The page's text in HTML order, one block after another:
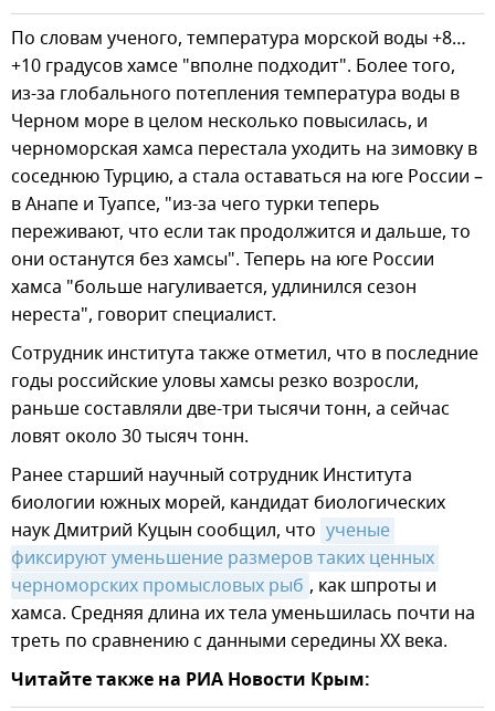
По словам ученого, температура морской воды +8…
+10 градусов хамсе "вполне подходит". Более того,
из-за глобального потепления температура воды в
Черном море в целом несколько повысилась, и
черноморская хамса перестала уходить на зимовку в
соседнюю Турцию, а стала оставаться на юге России –
в Анапе и Туапсе, "из-за чего турки теперь
переживают, что если так продолжится и дальше, то
они останутся без хамсы". Теперь на юге России
хамса "больше нагуливается, удлинился сезон
нереста", говорит специалист.
Сотрудник института также отметил, что в последние
годы российские уловы хамсы резко возросли,
раньше составляли две-три тысячи тонн, а сейчас
ловят около 30 тысяч тонн.
Ранее старший научный сотрудник Института
биологии южных морей, кандидат биологических
наук Дмитрий Куцын сообщил, что ученые
фиксируют уменьшение размеров таких ценных
черноморских промысловых рыб , как шпроты и
хамса. Средняя длина их тела уменьшилась почти на
треть по сравнению с данными середины ХХ века.
Читайте также на РИА Новости Крым: